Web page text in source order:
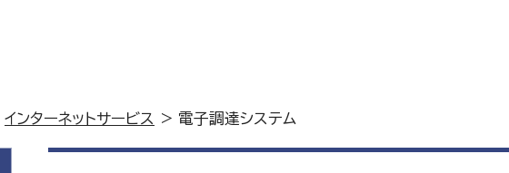
インターネットサービス > 電子調達システム